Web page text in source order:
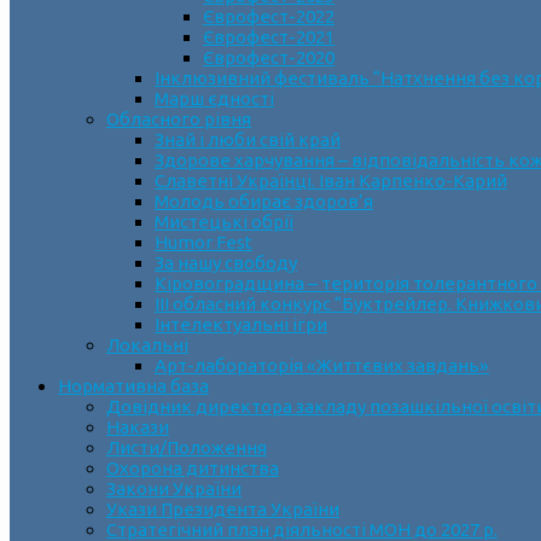
Єврофест-2022
Єврофест-2021
Єврофест-2020
Інклюзивний фестиваль “Натхнення без
Марш єдності
Обласного рівня
Знай і люби свій край
Здорове харчування – відповідальність
Славетні Українці. Іван Карпенко-Карий
Молодь обирає здоров’я
Мистецькі обрії
Humor Fest
За нашу свободу
Кіровоградщина – територія
ІII обласний конкурс “Буктрейлер.
Інтелектуальні ігри
Локальні
Арт-лабораторія «Життєвих завдань»
Нормативна база
Довідник директора закладу позашкільної
Накази
Листи/Положення
Охорона дитинства
Закони України
Укази Президента України
Стратегічний план діяльності МОН до 2027 р.